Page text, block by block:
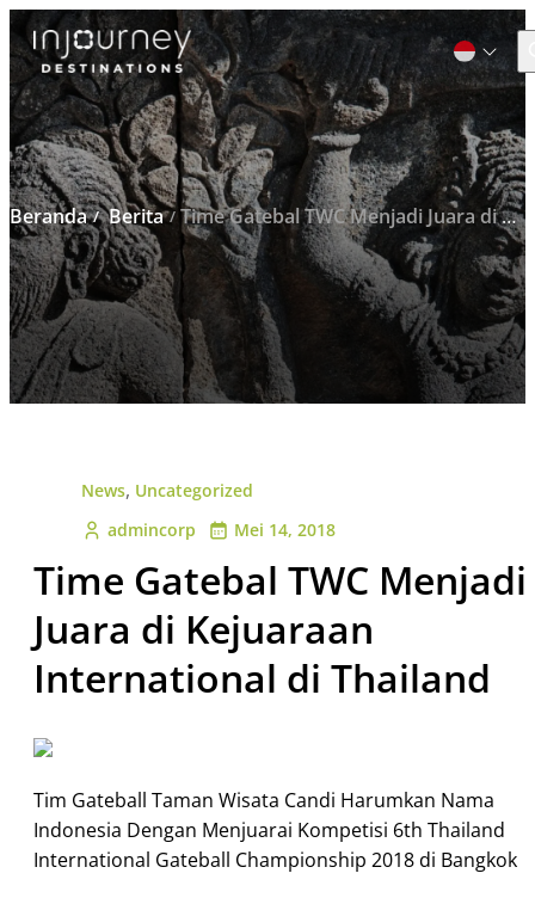
Cari
untuk:
Beranda Berita Time Gatebal TWC Menjadi Juara di Kejuaraan International di Thailand
News, Uncategorized
admincorp
Mei 14, 2018
Time Gatebal TWC Menjadi
Juara di Kejuaraan
International di Thailand
Tim Gateball Taman Wisata Candi Harumkan Nama
Indonesia Dengan Menjuarai Kompetisi 6th Thailand
International Gateball Championship 2018 di Bangkok